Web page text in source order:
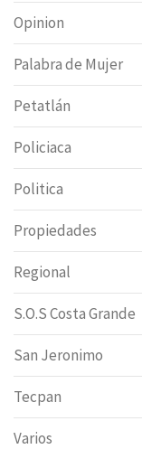
Opinion
Palabra de Mujer
Petatlán
Policiaca
Politica
Propiedades
Regional
S.O.S Costa Grande
San Jeronimo
Tecpan
Varios